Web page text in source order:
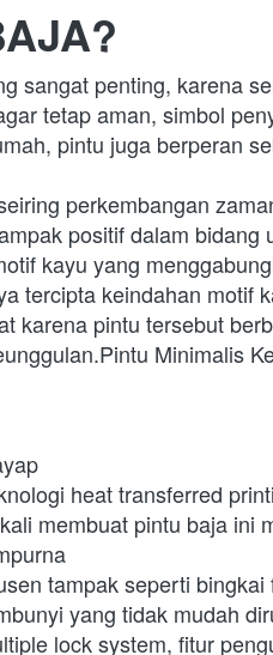
sangat penting, karena
tetap aman, simbol
pintu juga berperan
perkembangan
positif dalam bidang
kayu yang
tercipta keindahan motif
karena pintu tersebut
Minimalis
membuat pintu baja ini
tampak seperti bingkai
yang tidak mudah